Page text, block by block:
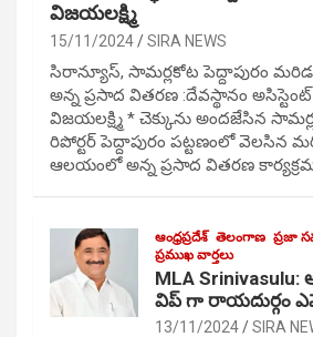
విజయలక్ష్మి
15/11/2024 SIRA NEWS
సిరాన్యూస్, సామర్లకోట పెద్దాపురం
అన్న ప్రసాద వితరణ :దేవస్థానం
విజయలక్ష్మి * చెక్కును అందజేసిన
రిపోర్టర్ పెద్దాపురం పట్టణంలో వెలసిన
ఆలయంలో అన్న ప్రసాద వితరణ
ఆంధ్రప్రదేశ్ తెలంగాణ ప్రజా
ప్రముఖ వార్తలు
MLA Srinivasulu:
విప్ గా రాయదుర్గం
13/11/2024 SIRA